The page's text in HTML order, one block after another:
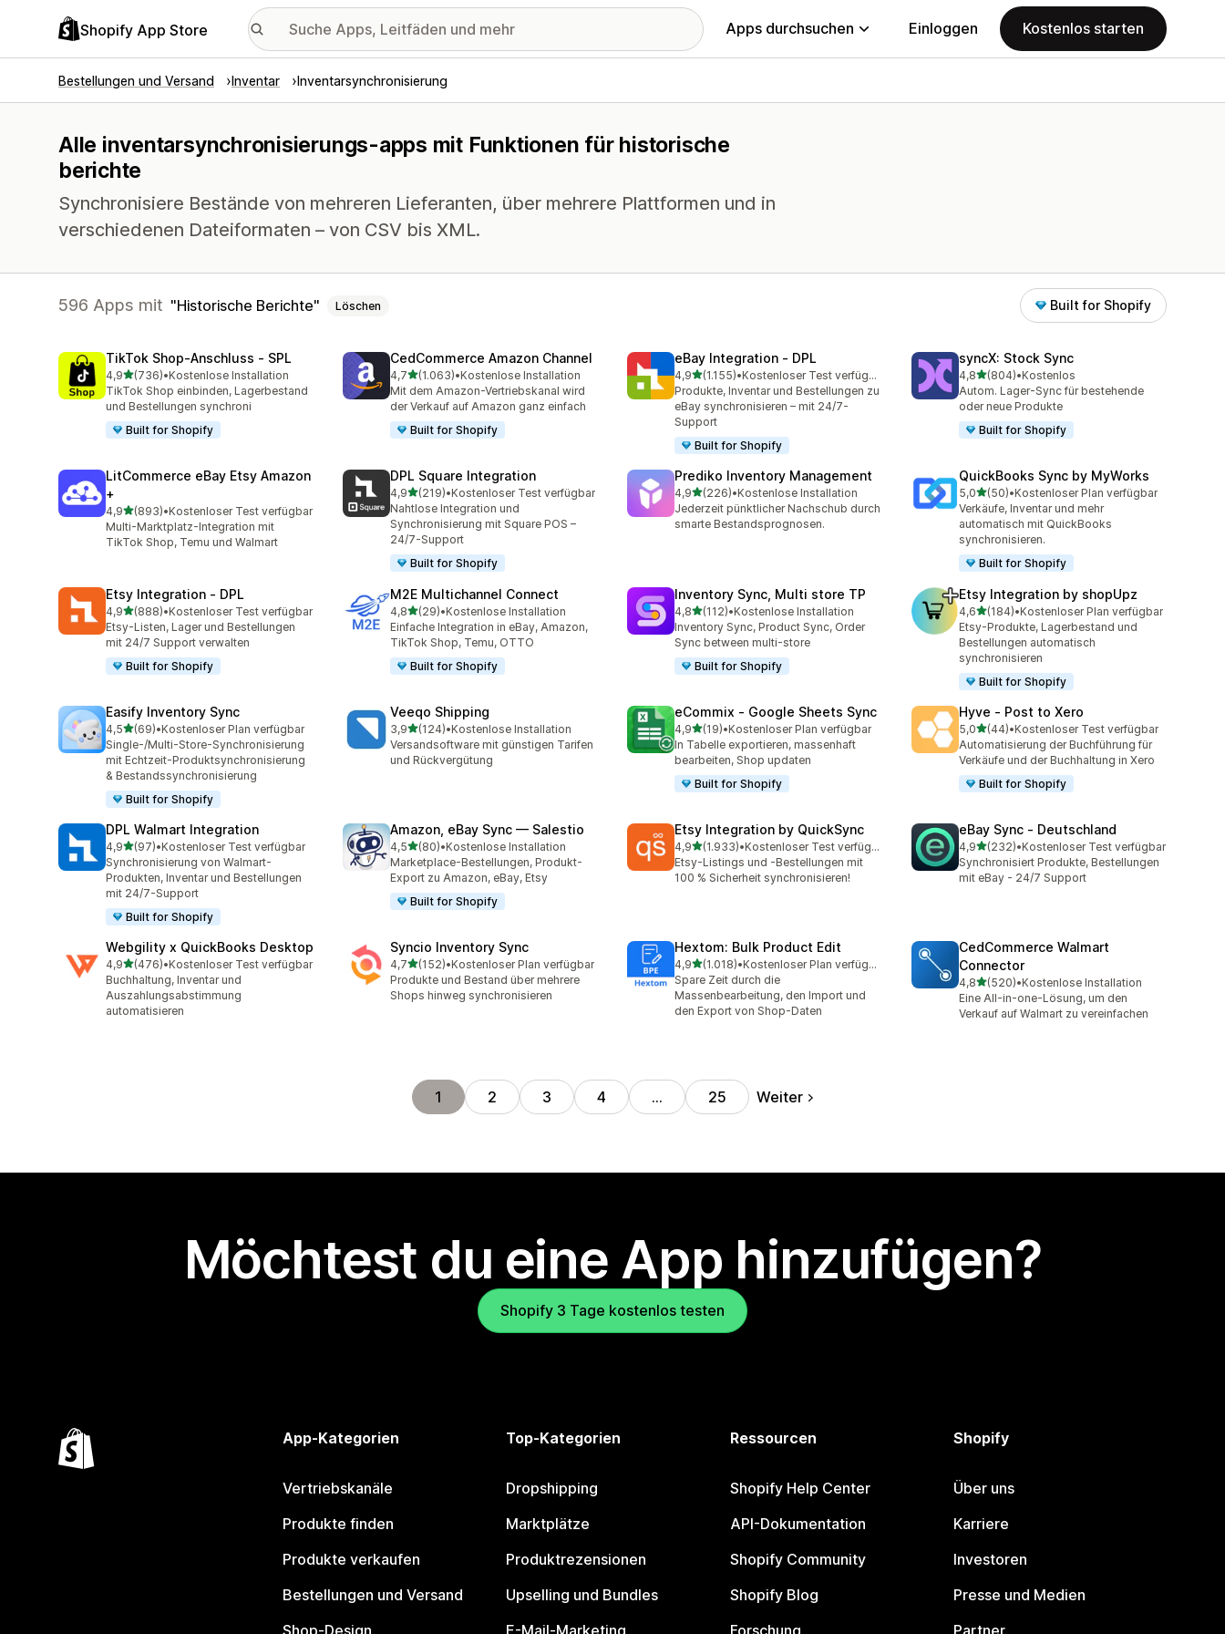
Shopify App Store Apps durchsuchen Einloggen Kostenlos starten
Bestellungen und Versand Inventar Inventarsynchronisierung
Alle inventarsynchronisierungs-apps mit Funktionen für historische
berichte
Synchronisiere Bestände von mehreren Lieferanten, über mehrere Plattformen und in
verschiedenen Dateiformaten – von CSV bis XML.
596 Apps mit Historische Berichte Löschen Built for Shopify
TikTok Shop‑Anschluss ‑ SPL
4,9von 5 Sternen
(736)
736 Rezensionen insgesamt
•Kostenlose Installation
TikTok Shop einbinden, Lagerbestand
und Bestellungen synchroni
Built for Shopify
CedCommerce Amazon Channel
4,7von 5 Sternen
(1.063)
1063 Rezensionen insgesamt
•Kostenlose Installation
Mit dem Amazon-Vertriebskanal wird
der Verkauf auf Amazon ganz einfach
Built for Shopify
eBay Integration ‑ DPL
4,9von 5 Sternen
(1.155)
1155 Rezensionen insgesamt
•
Kostenloser Test verfügbar
Produkte, Inventar und Bestellungen zu
eBay synchronisieren – mit 24/7-
Support
Built for Shopify
syncX: Stock Sync
4,8von 5 Sternen
(804)
804 Rezensionen insgesamt
•Kostenlos
Autom. Lager-Sync für bestehende
oder neue Produkte
Built for Shopify
LitCommerce eBay Etsy Amazon
+
4,9von 5 Sternen
(893)
893 Rezensionen insgesamt
•Kostenloser Test verfügbar
Multi-Marktplatz-Integration mit
TikTok Shop, Temu und Walmart
DPL Square Integration
4,9von 5 Sternen
(219)
219 Rezensionen insgesamt
•Kostenloser Test verfügbar
Nahtlose Integration und
Synchronisierung mit Square POS –
24/7-Support
Built for Shopify
Prediko Inventory Management
4,9von 5 Sternen
(226)
226 Rezensionen insgesamt
•Kostenlose Installation
Jederzeit pünktlicher Nachschub durch
smarte Bestandsprognosen.
QuickBooks Sync by MyWorks
5,0von 5 Sternen
(50)
50 Rezensionen insgesamt
•Kostenloser Plan verfügbar
Verkäufe, Inventar und mehr
automatisch mit QuickBooks
synchronisieren.
Built for Shopify
Etsy Integration ‑ DPL
4,9von 5 Sternen
(888)
888 Rezensionen insgesamt
•Kostenloser Test verfügbar
Etsy-Listen, Lager und Bestellungen
mit 24/7 Support verwalten
Built for Shopify
M2E Multichannel Connect
4,8von 5 Sternen
(29)
29 Rezensionen insgesamt
•Kostenlose Installation
Einfache Integration in eBay, Amazon,
TikTok Shop, Temu, OTTO
Built for Shopify
Inventory Sync, Multi store TP
4,8von 5 Sternen
(112)
112 Rezensionen insgesamt
•Kostenlose Installation
Inventory Sync, Product Sync, Order
Sync between multi-store
Built for Shopify
Etsy Integration by shopUpz
4,6von 5 Sternen
(184)
184 Rezensionen insgesamt
•Kostenloser Plan verfügbar
Etsy-Produkte, Lagerbestand und
Bestellungen automatisch
synchronisieren
Built for Shopify
Easify Inventory Sync
4,5von 5 Sternen
(69)
69 Rezensionen insgesamt
•Kostenloser Plan verfügbar
Single-/Multi-Store-Synchronisierung
mit Echtzeit-Produktsynchronisierung
& Bestandssynchronisierung
Built for Shopify
Veeqo Shipping
3,9von 5 Sternen
(124)
124 Rezensionen insgesamt
•Kostenlose Installation
Versandsoftware mit günstigen Tarifen
und Rückvergütung
eCommix ‑ Google Sheets Sync
4,9von 5 Sternen
(19)
19 Rezensionen insgesamt
•Kostenloser Plan verfügbar
In Tabelle exportieren, massenhaft
bearbeiten, Shop updaten
Built for Shopify
Hyve ‑ Post to Xero
5,0von 5 Sternen
(44)
44 Rezensionen insgesamt
•Kostenloser Test verfügbar
Automatisierung der Buchführung für
Verkäufe und der Buchhaltung in Xero
Built for Shopify
DPL Walmart Integration
4,9von 5 Sternen
(97)
97 Rezensionen insgesamt
•Kostenloser Test verfügbar
Synchronisierung von Walmart-
Produkten, Inventar und Bestellungen
mit 24/7-Support
Built for Shopify
Amazon, eBay Sync — Salestio
4,5von 5 Sternen
(80)
80 Rezensionen insgesamt
•Kostenlose Installation
Marketplace-Bestellungen, Produkt-
Export zu Amazon, eBay, Etsy
Built for Shopify
Etsy Integration by QuickSync
4,9von 5 Sternen
(1.933)
1933 Rezensionen insgesamt
•
Kostenloser Test verfügbar
Etsy-Listings und -Bestellungen mit
100 % Sicherheit synchronisieren!
eBay Sync ‑ Deutschland
4,9von 5 Sternen
(232)
232 Rezensionen insgesamt
•Kostenloser Test verfügbar
Synchronisiert Produkte, Bestellungen
mit eBay - 24/7 Support
Webgility x QuickBooks Desktop
4,9von 5 Sternen
(476)
476 Rezensionen insgesamt
•Kostenloser Test verfügbar
Buchhaltung, Inventar und
Auszahlungsabstimmung
automatisieren
Syncio Inventory Sync
4,7von 5 Sternen
(152)
152 Rezensionen insgesamt
•Kostenloser Plan verfügbar
Produkte und Bestand über mehrere
Shops hinweg synchronisieren
Hextom: Bulk Product Edit
4,9von 5 Sternen
(1.018)
1018 Rezensionen insgesamt
•
Kostenloser Plan verfügbar
Spare Zeit durch die
Massenbearbeitung, den Import und
den Export von Shop-Daten
CedCommerce Walmart
Connector
4,8von 5 Sternen
(520)
520 Rezensionen insgesamt
•Kostenlose Installation
Eine All-in-one-Lösung, um den
Verkauf auf Walmart zu vereinfachen
1 2 3 4 … 25 Weiter
Möchtest du eine App hinzufügen?
Shopify 3 Tage kostenlos testen
App-Kategorien
Vertriebskanäle
Produkte finden
Produkte verkaufen
Bestellungen und Versand
Top-Kategorien
Dropshipping
Marktplätze
Produktrezensionen
Upselling und Bundles
Ressourcen
Shopify Help Center
API-Dokumentation
Shopify Community
Shopify Blog
Shopify
Über uns
Karriere
Investoren
Presse und Medien